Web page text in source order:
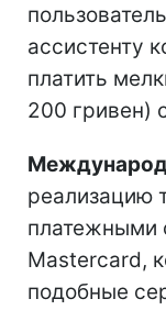
ассистенту
платить
200 гривен)
реализацию
платежными
Mastercard,
подобные